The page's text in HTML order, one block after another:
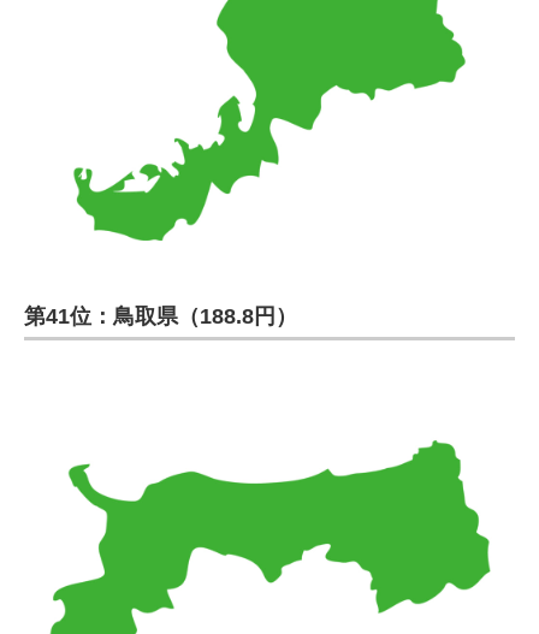
第41位：鳥取県（188.8円）